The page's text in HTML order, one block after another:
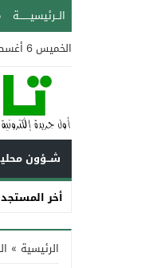
الــرئيسيـــــــة
الخميس 6 أغسطس 2026 - 5:14 صباحًا
شــؤون
أخر
الرئيسية »